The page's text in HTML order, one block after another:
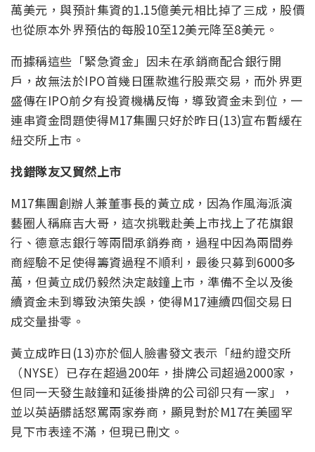
萬美元，與預計集資的1.15億美元相比掉了三成，股價
也從原本外界預估的每股10至12美元降至8美元。
而據稱這些「緊急資金」因未在承銷商配合銀行開
戶，故無法於IPO首幾日匯款進行股票交易，而外界更
盛傳在IPO前夕有投資機構反悔，導致資金未到位，一
連串資金問題使得M17集團只好於昨日(13)宣布暫緩在
紐交所上市。
找錯隊友又貿然上市
M17集團創辦人兼董事長的黃立成，因為作風海派演
藝圈人稱麻吉大哥，這次挑戰赴美上市找上了花旗銀
行、德意志銀行等兩間承銷券商，過程中因為兩間券
商經驗不足使得籌資過程不順利，最後只募到6000多
萬，但黃立成仍毅然決定敲鐘上市，準備不全以及後
續資金未到導致決策失誤，使得M17連續四個交易日
成交量掛零。
黃立成昨日(13)亦於個人臉書發文表示「紐約證交所
（NYSE）已存在超過200年，掛牌公司超過2000家，
但同一天發生敲鐘和延後掛牌的公司卻只有一家」，
並以英語髒話怒罵兩家券商，顯見對於M17在美國罕
見下市表達不滿，但現已刪文。